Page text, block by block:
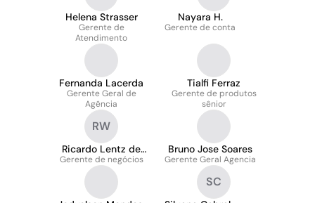
Helena Strasser
Gerente de
Atendimento
Nayara H.
Gerente de conta
Fernanda Lacerda
Gerente Geral de
Agência
Tialfi Ferraz
Gerente de produtos
sênior
RW
Ricardo Lentz de
Wallau
Gerente de negócios
Bruno Jose Soares
Gerente Geral Agencia
SC